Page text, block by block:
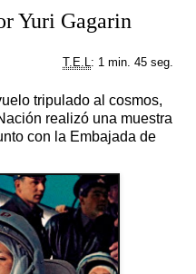
Yuri Gagarin
T.E.L : 1 min. 45 seg.
tripulado al cosmos,
realizó una muestra
con la Embajada de